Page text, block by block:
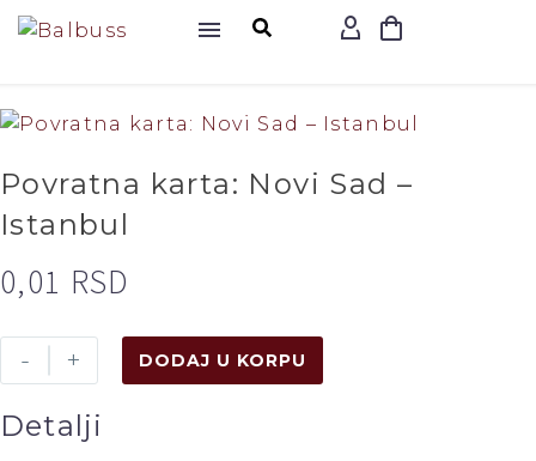
Povratna karta: Novi Sad –
Istanbul
0,01 RSD
- + DODAJ U KORPU
Detalji